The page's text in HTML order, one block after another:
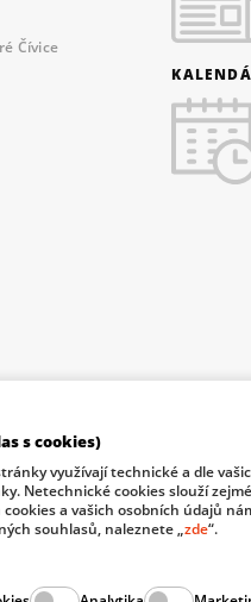
Čívice
and The Ministry of Industry
s cookies)
využívají technické a dle
Netechnické cookies slouží
a vašich osobních údajů
souhlasů, naleznete „zde“.